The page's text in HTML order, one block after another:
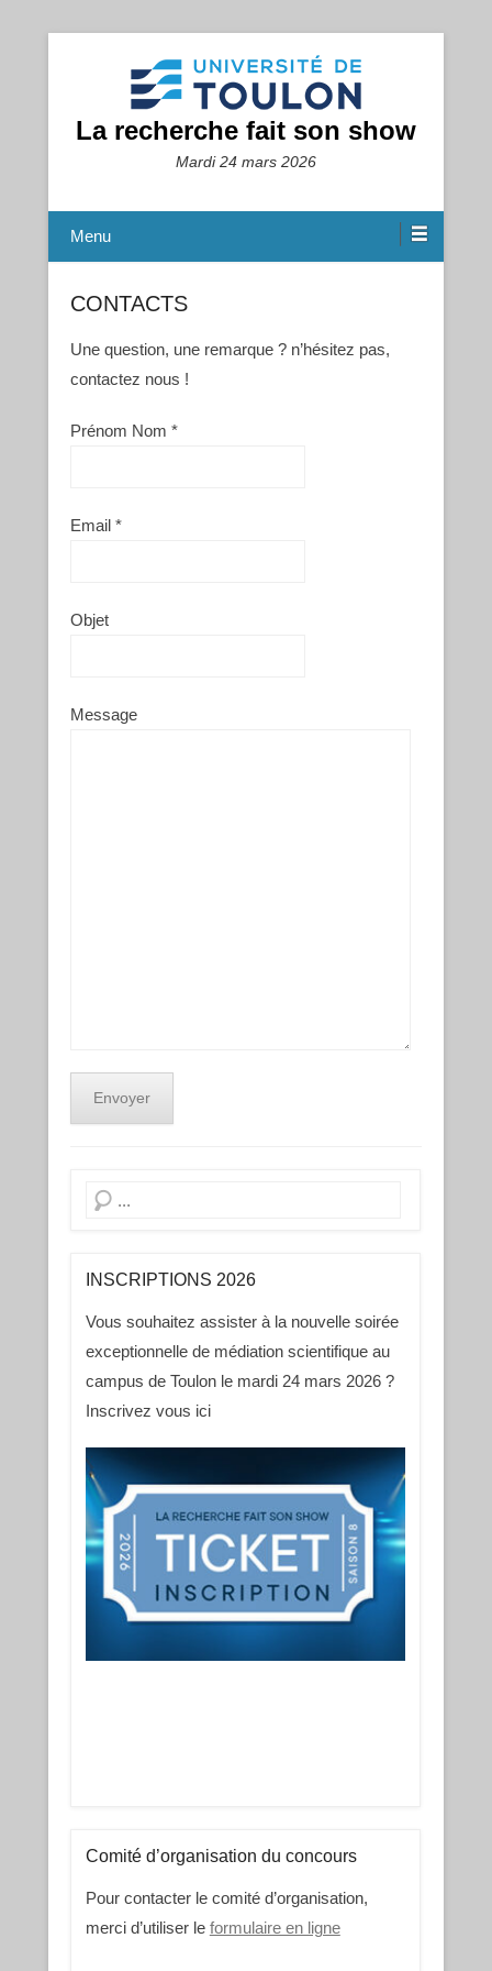
La recherche fait son show
Mardi 24 mars 2026
Menu
CONTACTS
Une question, une remarque ? n’hésitez pas,
contactez nous !
Prénom Nom *
Email *
Objet
Message
Recherche
INSCRIPTIONS 2026
Vous souhaitez assister à la nouvelle soirée
exceptionnelle de médiation scientifique au
campus de Toulon le mardi 24 mars 2026 ?
Inscrivez vous ici
Comité d’organisation du concours
Pour contacter le comité d’organisation,
merci d’utiliser le formulaire en ligne